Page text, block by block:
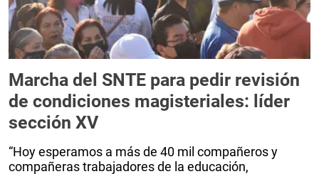
Marcha del SNTE para pedir revisión
de condiciones magisteriales: líder
sección XV
“Hoy esperamos a más de 40 mil compañeros y
compañeras trabajadores de la educación,